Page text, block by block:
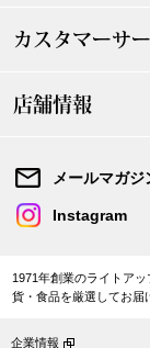
集
ア
カスタマーサ
店舗情報
メールマガジ
Instagram
1971年創業のライトア
貨・食品を厳選してお届
企業情報